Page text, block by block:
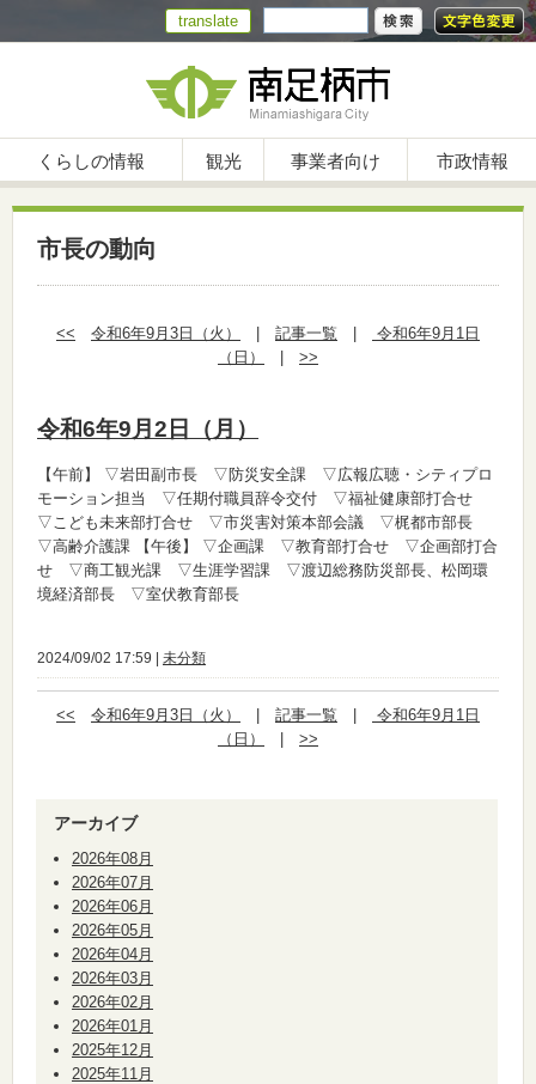
translate
くらしの情報 観光 事業者向け 市政情報
市長の動向
<< 令和6年9月3日（火） 記事一覧
令和6年9月1日
（日）
>>
令和6年9月2日（月）
【午前】
▽岩田副市長 ▽防災安全課 ▽広報広聴・シティプロ
モーション担当 ▽任期付職員辞令交付 ▽福祉健康部打合せ
▽こども未来部打合せ ▽市災害対策本部会議 ▽梶都市部長
▽高齢介護課 【午後】
▽企画課 ▽教育部打合せ ▽企画部打合
せ ▽商工観光課 ▽生涯学習課 ▽渡辺総務防災部長、松岡環
境経済部長 ▽室伏教育部長
2024/09/02 17:59 | 未分類
<< 令和6年9月3日（火） 記事一覧
令和6年9月1日
（日）
>>
アーカイブ
2026年08月
2026年07月
2026年06月
2026年05月
2026年04月
2026年03月
2026年02月
2026年01月
2025年12月
2025年11月